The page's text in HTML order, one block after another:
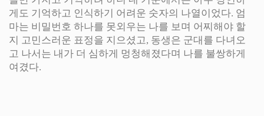
게도 기억하고 인식하기 어려운 숫자의 나열이었다. 엄
마는 비밀번호 하나를 못외우는 나를 보며 어찌해야 할
지 고민스러운 표정을 지으셨고, 동생은 군대를 다녀오
고 나서는 내가 더 심하게 멍청해졌다며 나를 불쌍하게
여겼다.